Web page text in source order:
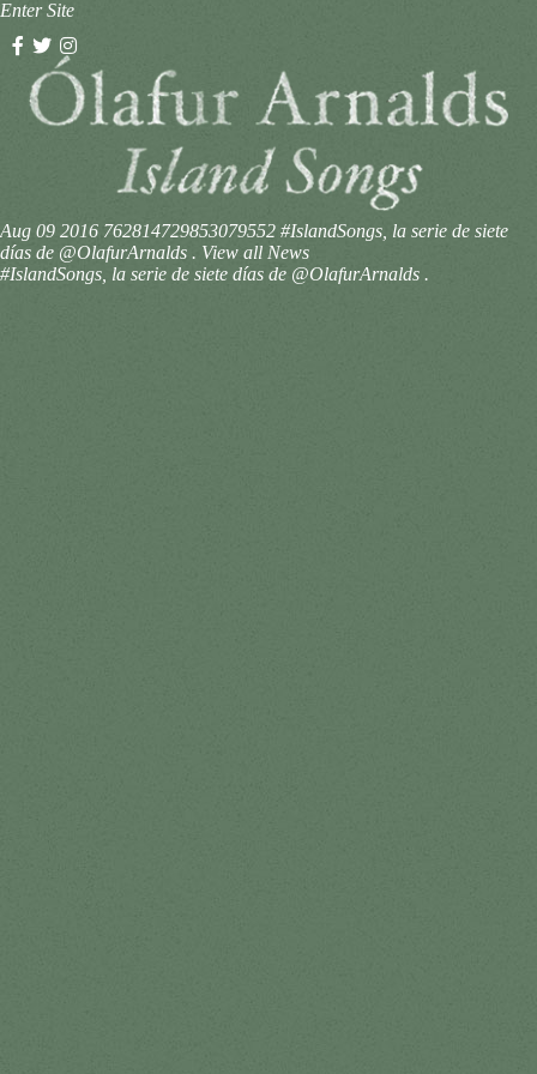
Enter Site
Aug 09 2016 762814729853079552 #IslandSongs, la serie de siete
días de @OlafurArnalds . View all News
#IslandSongs, la serie de siete días de @OlafurArnalds .